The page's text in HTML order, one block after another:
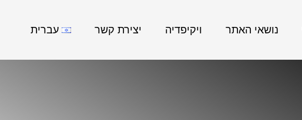
נושאי האתר ויקיפדיה יצירת קשר עברית